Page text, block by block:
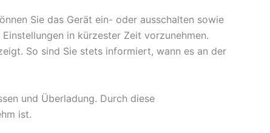
Sie das Gerät ein- oder ausschalten sowie
in kürzester Zeit vorzunehmen.
So sind Sie stets informiert, wann es an der
und Überladung. Durch diese
ist.